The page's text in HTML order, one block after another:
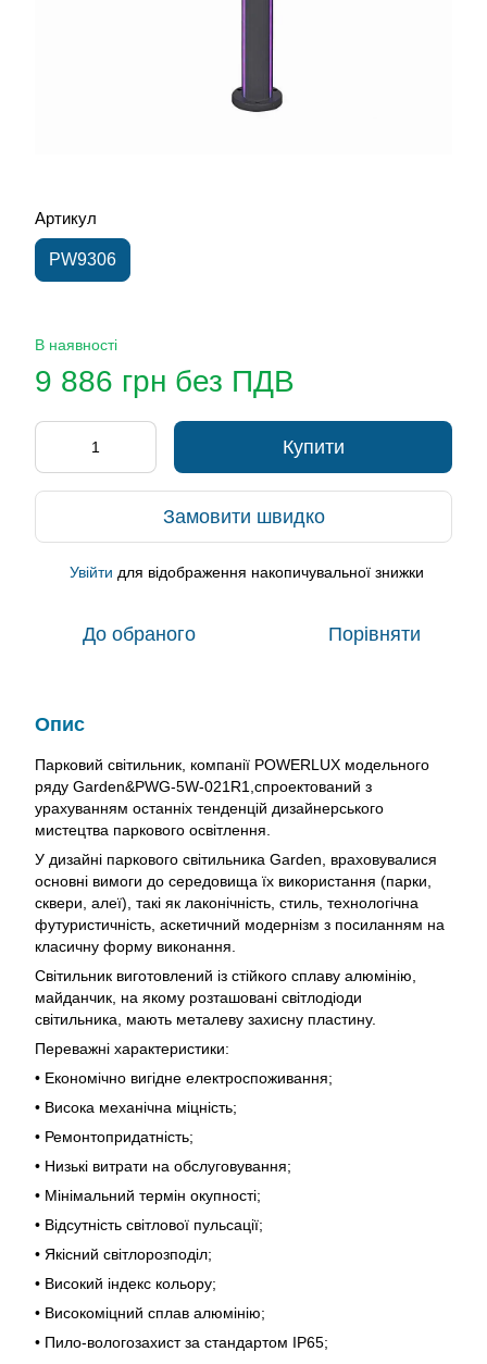
Артикул
PW9306
В наявності
9 886 грн без ПДВ
Купити
Замовити швидко
Увійти для відображення накопичувальної знижки
До обраного Порівняти
Опис
Парковий світильник, компанії POWERLUX модельного
ряду Garden&PWG-5W-021R1,спроектований з
урахуванням останніх тенденцій дизайнерського
мистецтва паркового освітлення.
У дизайні паркового світильника Garden, враховувалися
основні вимоги до середовища їх використання (парки,
сквери, алеї), такі як лаконічність, стиль, технологічна
футуристичність, аскетичний модернізм з посиланням на
класичну форму виконання.
Світильник виготовлений із стійкого сплаву алюмінію,
майданчик, на якому розташовані світлодіоди
світильника, мають металеву захисну пластину.
Переважні характеристики:
• Економічно вигідне електроспоживання;
• Висока механічна міцність;
• Ремонтопридатність;
• Низькі витрати на обслуговування;
• Мінімальний термін окупності;
• Відсутність світлової пульсації;
• Якісний світлорозподіл;
• Високий індекс кольору;
• Високоміцний сплав алюмінію;
• Пило-вологозахист за стандартом IP65;